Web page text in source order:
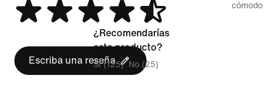
Escriba una reseña
Queda
pequeño
Queda
grande
¿Recomendarías
este producto?
Sí (125) No (25)
cómodo